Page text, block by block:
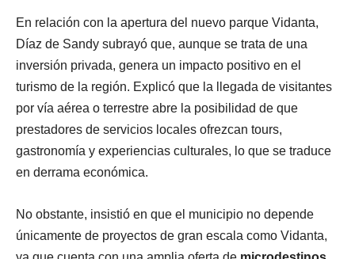
En relación con la apertura del nuevo parque Vidanta,
Díaz de Sandy subrayó que, aunque se trata de una
inversión privada, genera un impacto positivo en el
turismo de la región. Explicó que la llegada de visitantes
por vía aérea o terrestre abre la posibilidad de que
prestadores de servicios locales ofrezcan tours,
gastronomía y experiencias culturales, lo que se traduce
en derrama económica.
No obstante, insistió en que el municipio no depende
únicamente de proyectos de gran escala como Vidanta,